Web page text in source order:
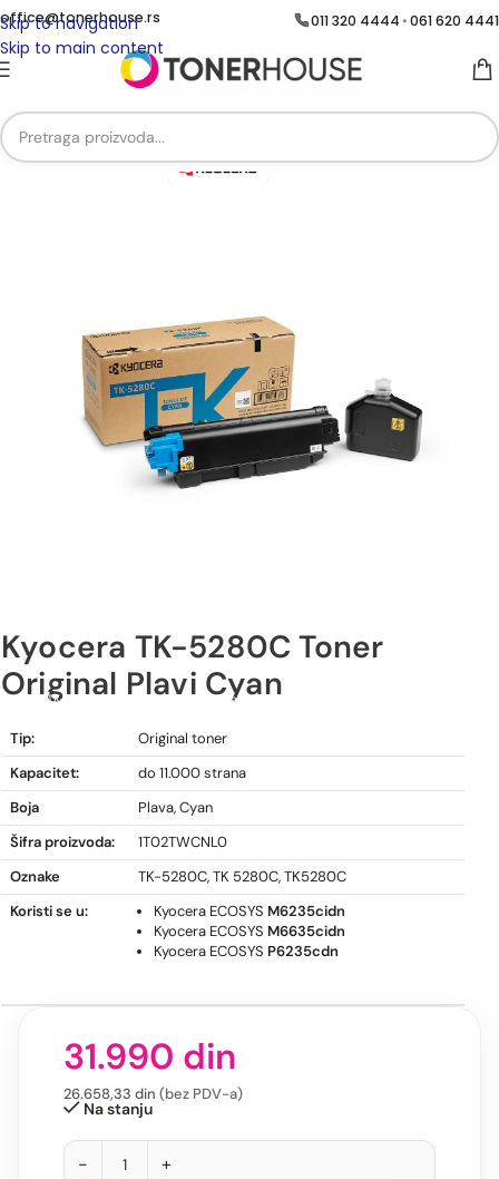
Skip to navigation
Skip to main content
office@tonerhouse.rs 011 320 4444 •061 620 4441
Početna
Kyocera TK-5280C Toner
Original Plavi Cyan
Kyocera TK-5280C Toner Original Plavi Cyan
Tip:
Original toner
Kapacitet:
do 11.000 strana
Boja
Plava, Cyan
Šifra proizvoda:
1T02TWCNL0
Oznake
TK-5280C, TK 5280C, TK5280C
Koristi se u:
Kyocera ECOSYS M6235cidn
Kyocera ECOSYS M6635cidn
Kyocera ECOSYS P6235cdn
31.990 din
26.658,33 din (bez PDV-a)
Na stanju
- +